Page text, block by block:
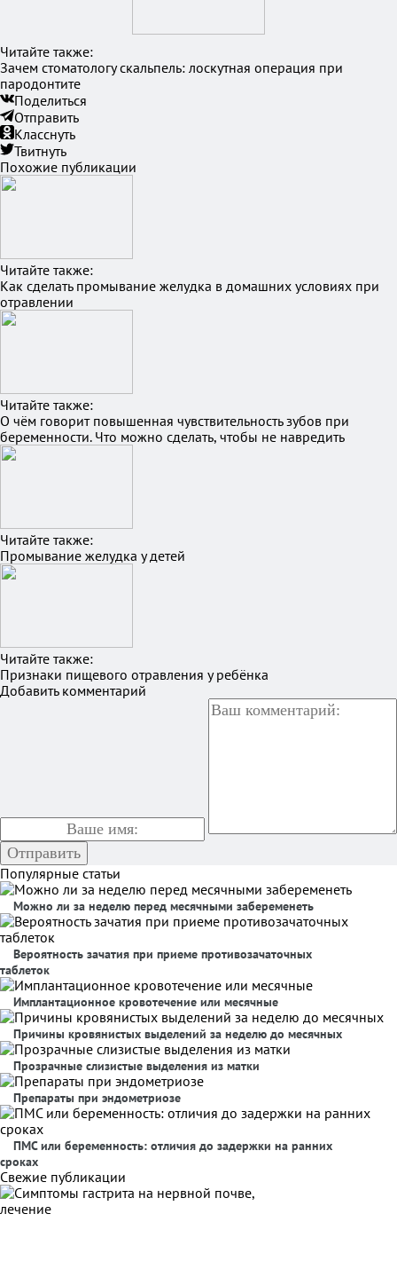
Читайте также:
Зачем стоматологу скальпель: лоскутная операция при
пародонтите
Поделиться
Отправить
Класснуть
Твитнуть
Похожие публикации
Читайте также:
Как сделать промывание желудка в домашних условиях при
отравлении
Читайте также:
О чём говорит повышенная чувствительность зубов при
беременности. Что можно сделать, чтобы не навредить
Читайте также:
Промывание желудка у детей
Читайте также:
Признаки пищевого отравления у ребёнка
Добавить комментарий
Популярные статьи
Можно ли за неделю перед месячными забеременеть
Вероятность зачатия при приеме противозачаточных
таблеток
Имплантационное кровотечение или месячные
Причины кровянистых выделений за неделю до месячных
Прозрачные слизистые выделения из матки
Препараты при эндометриозе
ПМС или беременность: отличия до задержки на ранних
сроках
Свежие публикации